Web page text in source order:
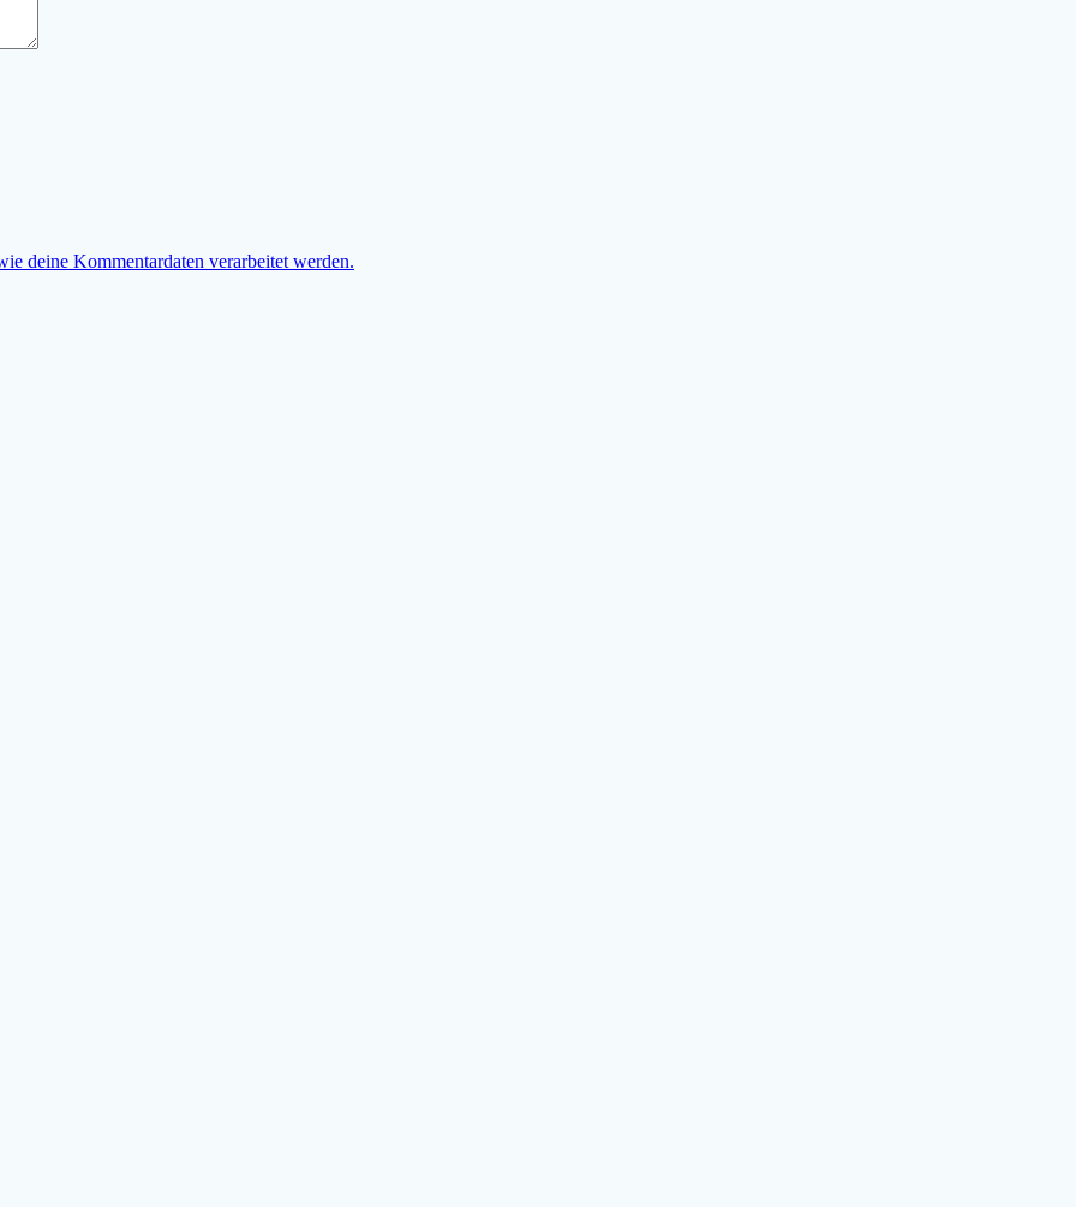
deine Kommentardaten verarbeitet werden.